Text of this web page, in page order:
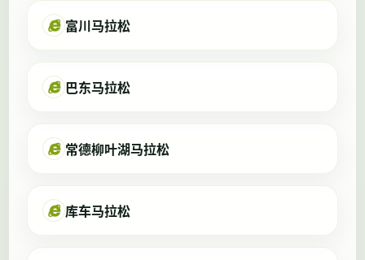
富川马拉松
巴东马拉松
常德柳叶湖马拉松
库车马拉松